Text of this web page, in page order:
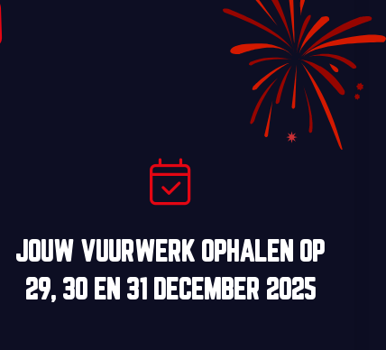
JOUW VUURWERK OPHALEN OP
29, 30EN 31 DECEMBER 2025